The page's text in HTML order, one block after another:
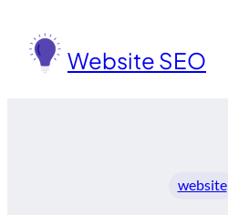
konten
Website SEO
website